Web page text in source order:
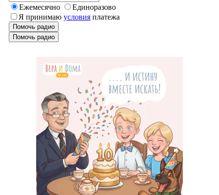
Ежемесячно
Единоразово
Я принимаю условия платежа
Помочь радио
Помочь радио